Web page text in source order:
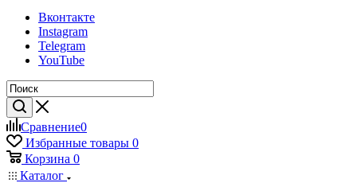
Вконтакте
Instagram
Telegram
YouTube
Сравнение0
Избранные товары 0
Корзина 0
Каталог